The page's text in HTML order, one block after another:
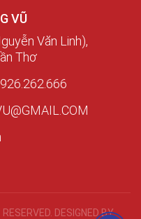
VŨ
Văn Linh),
Thơ
DESIGNED BY